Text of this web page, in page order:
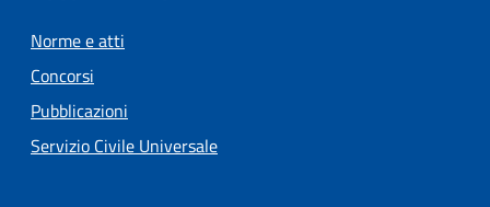
Norme e atti
Concorsi
Pubblicazioni
Servizio Civile Universale